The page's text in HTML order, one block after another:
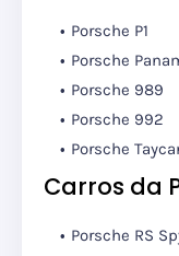
Porsche P1
Porsche
Porsche 989
Porsche 992
Porsche
Carros da
Porsche RS